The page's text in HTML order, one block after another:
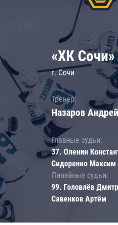
«ХК Сочи»
г. Сочи
Тренер:
Назаров Андрей
Главные судьи:
37. Оленин
Сидоренко Максим
Линейные судьи:
99. Головлёв
Савенков Артём